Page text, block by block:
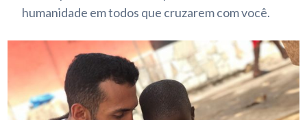
humanidade em todos que cruzarem com você.